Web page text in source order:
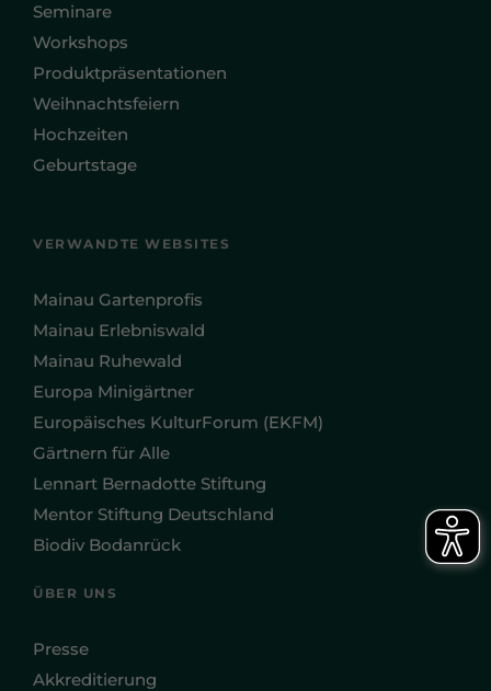
Seminare
Workshops
Produktpräsentationen
Weihnachtsfeiern
Hochzeiten
Geburtstage
VERWANDTE WEBSITES
Mainau Gartenprofis
Mainau Erlebniswald
Mainau Ruhewald
Europa Minigärtner
Europäisches KulturForum (EKFM)
Gärtnern für Alle
Lennart Bernadotte Stiftung
Mentor Stiftung Deutschland
Biodiv Bodanrück
ÜBER UNS
Presse
Akkreditierung